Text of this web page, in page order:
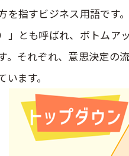
を指すビジネス用語です
」とも呼ばれ、ボトムア
。それぞれ、意思決定の
います。